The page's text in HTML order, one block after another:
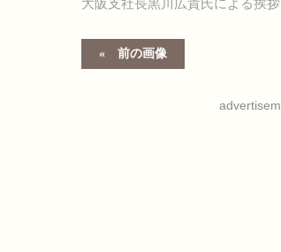
大阪支社長黒川広貴氏による挨拶
前の画像